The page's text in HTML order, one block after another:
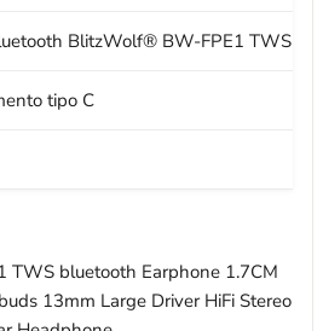
BlitzWolf® BW-FPE1 TWS
tipo C